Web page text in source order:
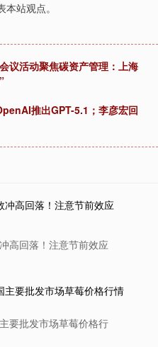
站观点。
议活动聚焦碳资产管理：上海
推出GPT-5.1；李彦宏回
高回落！注意节前效应
要批发市场草莓价格行